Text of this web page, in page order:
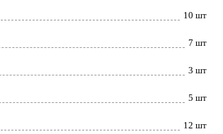
10 шт
7 шт
3 шт
5 шт
12 шт